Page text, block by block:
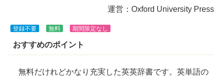
運営 ：Oxford University Press
登録不要 無料 期間限定なし
おすすめのポイント
無料だけれどかなり 充実 した英英辞書です。 英単語の